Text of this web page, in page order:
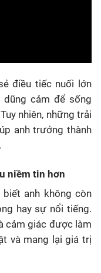
điều tiếc nuối lớn
cảm để sống
nhiên, những trải
anh trưởng thành
niềm tin hơn
anh không còn
hay sự nổi tiếng.
cảm giác được làm
và mang lại giá trị